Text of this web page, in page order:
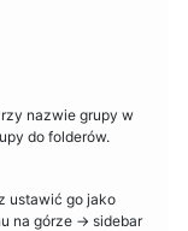
nazwie grupy w
do folderów.
ustawić go jako
na górze -> sidebar